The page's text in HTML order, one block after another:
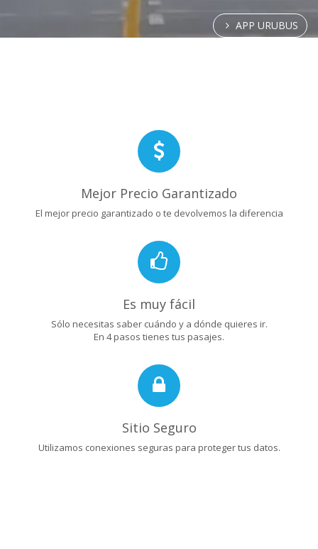
APP URUBUS
Mejor Precio Garantizado
El mejor precio garantizado o te devolvemos la diferencia
Es muy fácil
Sólo necesitas saber cuándo y a dónde quieres ir.
En 4 pasos tienes tus pasajes.
Sitio Seguro
Utilizamos conexiones seguras para proteger tus datos.